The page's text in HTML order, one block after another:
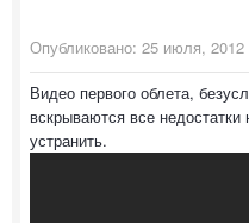
Опубликовано: 25 июля, 2012
Видео первого облета,
вскрываются все
устранить.